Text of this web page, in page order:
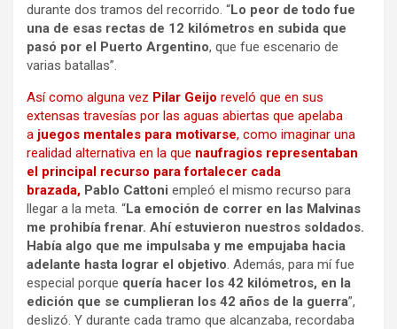
durante dos tramos del recorrido. “Lo peor de todo fue
una de esas rectas de 12 kilómetros en subida que
pasó por el Puerto Argentino, que fue escenario de
varias batallas”.
Así como alguna vez Pilar Geijo reveló que en sus
extensas travesías por las aguas abiertas que apelaba
a juegos mentales para motivarse, como imaginar una
realidad alternativa en la que naufragios representaban
el principal recurso para fortalecer cada
brazada, Pablo Cattoni empleó el mismo recurso para
llegar a la meta. “La emoción de correr en las Malvinas
me prohibía frenar. Ahí estuvieron nuestros soldados.
Había algo que me impulsaba y me empujaba hacia
adelante hasta lograr el objetivo. Además, para mí fue
especial porque quería hacer los 42 kilómetros, en la
edición que se cumplieran los 42 años de la guerra”,
deslizó. Y durante cada tramo que alcanzaba, recordaba